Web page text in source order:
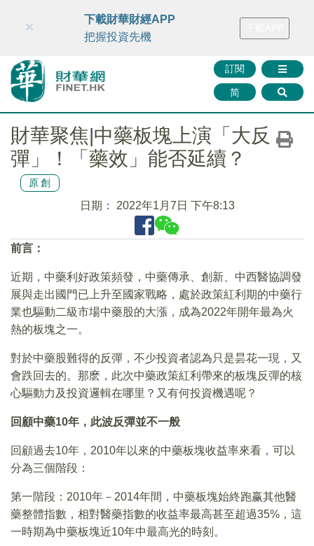
財華智庫網 FINTV FINMETA 財華證券 媒體矩陣
訂閱
简
×
下載財華財經APP
把握投資先機
財華聚焦|中藥板塊上演「大反
彈」！「藥效」能否延續？
原創
日期： 2022年1月7日 下午8:13
前言：
近期，中藥利好政策頻發，中藥傳承、創新、中西醫協調發
展與走出國門已上升至國家戰略，處於政策紅利期的中藥行
業也驅動二級市場中藥股的大漲，成為2022年開年最為火
熱的板塊之一。
對於中藥股難得的反彈，不少投資者認為只是昙花一現，又
會跌回去的。那麽，此次中藥政策紅利帶來的板塊反彈的核
心驅動力及投資邏輯在哪里？又有何投資機遇呢？
回顧中藥10年，此波反彈並不一般
回顧過去10年，2010年以來的中藥板塊收益率來看，可以
分為三個階段：
第一階段：2010年－2014年間，中藥板塊始終跑赢其他醫
藥整體指數，相對醫藥指數的收益率最高甚至超過35%，這
一時期為中藥板塊近10年中最高光的時刻。